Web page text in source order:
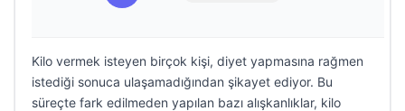
Kilo vermek isteyen birçok kişi, diyet yapmasına rağmen
istediği sonuca ulaşamadığından şikayet ediyor. Bu
süreçte fark edilmeden yapılan bazı alışkanlıklar, kilo